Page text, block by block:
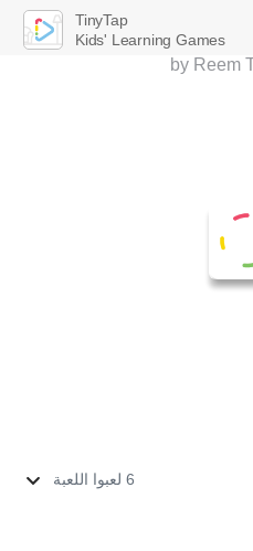
6 لعبوا اللعبة
TinyTap
Kids' Learning Games